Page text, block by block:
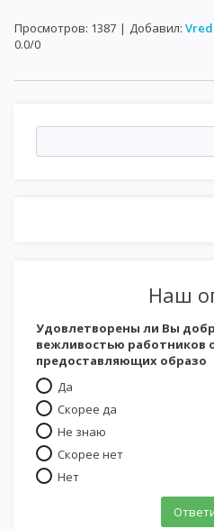
Наш
Удовлетворены ли Вы
вежливостью работников
предоставляющих образо
Да
Скорее да
Не знаю
Скорее нет
Нет
Просмотров: 1387 | Добавил:
0.0/0